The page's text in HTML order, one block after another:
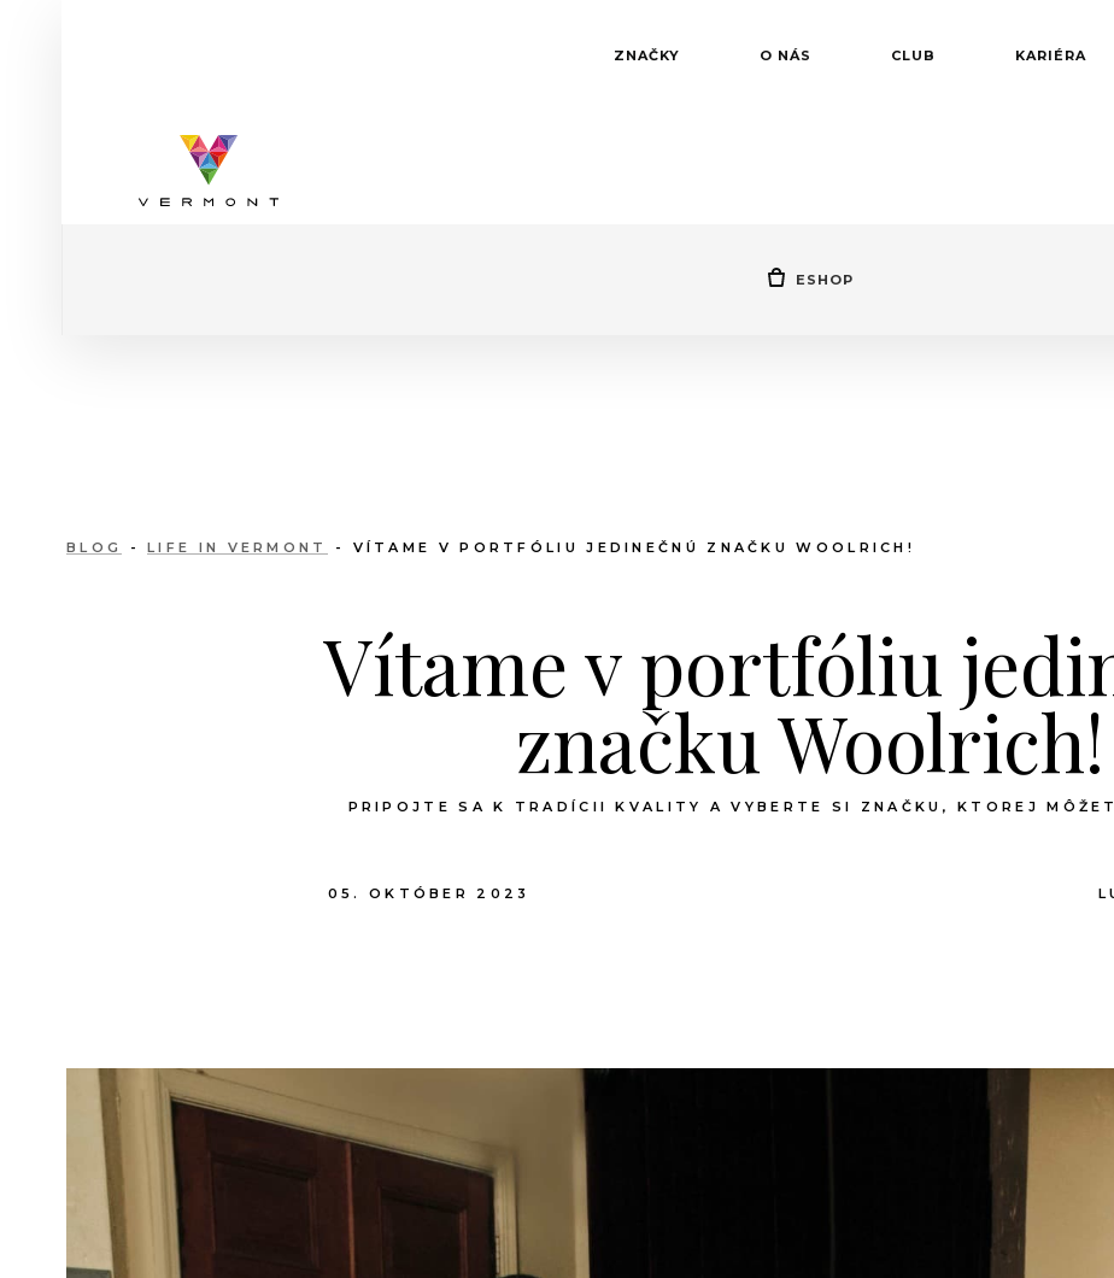
ZNAČKY O NÁS CLUB KARIÉRA
ESHOP
BLOG -LIFE IN VERMONT - VÍTAME V PORTFÓLIU JEDINEČNÚ ZNAČKU WOOLRICH!
Vítame v portfóliu
značku Woolrich!
PRIPOJTE SA K TRADÍCII KVALITY A VYBERTE SI ZNAČKU, KTOREJ
05. OKTÓBER 2023